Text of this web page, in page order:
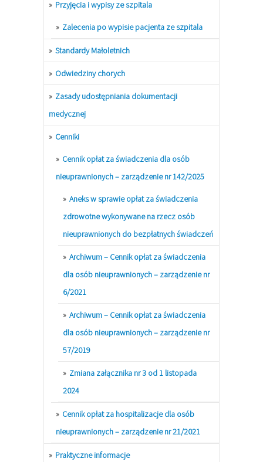
Przyjęcia i wypisy ze szpitala
Zalecenia po wypisie pacjenta ze szpitala
Standardy Małoletnich
Odwiedziny chorych
Zasady udostępniania dokumentacji
medycznej
Cenniki
Cennik opłat za świadczenia dla osób
nieuprawnionych – zarządzenie nr 142/2025
Aneks w sprawie opłat za świadczenia
zdrowotne wykonywane na rzecz osób
nieuprawnionych do bezpłatnych świadczeń
Archiwum – Cennik opłat za świadczenia
dla osób nieuprawnionych – zarządzenie nr
6/2021
Archiwum – Cennik opłat za świadczenia
dla osób nieuprawnionych – zarządzenie nr
57/2019
Zmiana załącznika nr 3 od 1 listopada
2024
Cennik opłat za hospitalizacje dla osób
nieuprawnionych – zarządzenie nr 21/2021
Praktyczne informacje